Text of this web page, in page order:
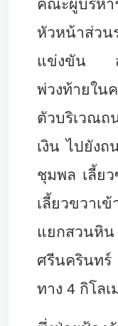
คณะผู้บริห
หัวหน้าส่ว
แข่งขัน ส
พ่วงท้ายใน
ตัวบริเวณถ
เงิน ไปยัง
ชุมพล เลี้ย
เลี้ยวขวาเ
แยกสวน
ศรีนครินทร์
ทาง 4 กิโลเ